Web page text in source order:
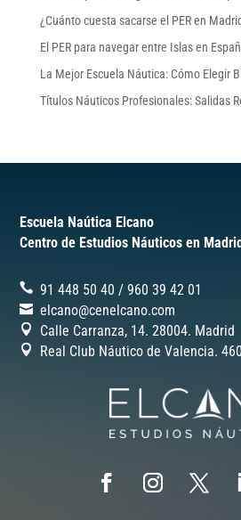
¿Cuánto cuesta sacarse el PER en
El PER para navegar entre Islas en
La Mejor Escuela Náutica: Cómo Elegir
Títulos Náuticos Profesionales: Salidas
Escuela Naútica Elcano
Centro de Estudios Náuticos en
91 448 50 40 /‎960 39 42 01
elcano@cenelcano.com
Calle Carranza, 14. 28004. Madrid
Real Club Náutico de Valencia.